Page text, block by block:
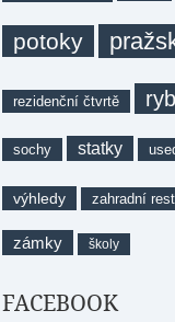
potoky
rezidenční čtvrtě
sochy statky
výhledy zahradní
zámky školy
FACEBOOK